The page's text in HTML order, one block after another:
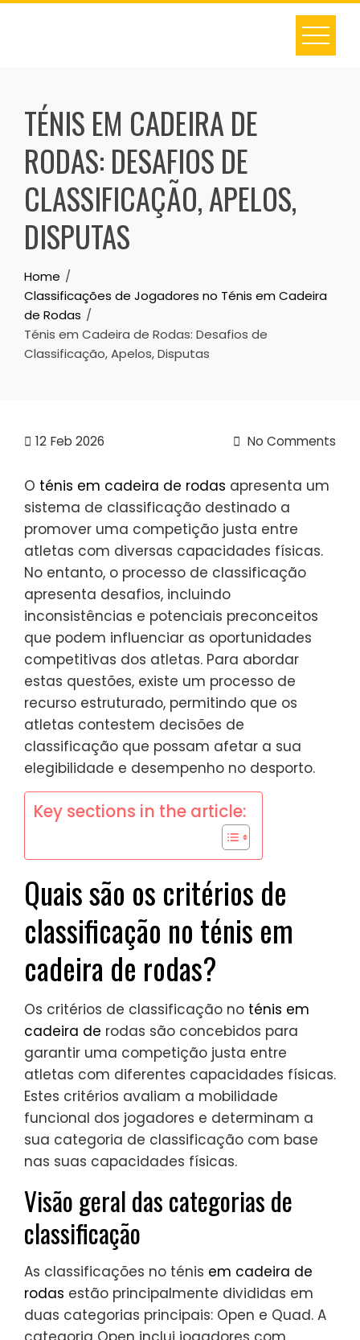
Skip
TÉNIS EM CADEIRA DE
RODAS: DESAFIOS DE
CLASSIFICAÇÃO, APELOS,
DISPUTAS
Home
Classificações de Jogadores no Ténis em Cadeira
de Rodas
Ténis em Cadeira de Rodas: Desafios de
Classificação, Apelos, Disputas
12 Feb 2026 No Comments
O ténis em cadeira de rodas apresenta um
sistema de classificação destinado a
promover uma competição justa entre
atletas com diversas capacidades físicas.
No entanto, o processo de classificação
apresenta desafios, incluindo
inconsistências e potenciais preconceitos
que podem influenciar as oportunidades
competitivas dos atletas. Para abordar
estas questões, existe um processo de
recurso estruturado, permitindo que os
atletas contestem decisões de
classificação que possam afetar a sua
elegibilidade e desempenho no desporto.
Key sections in the article:
Quais são os critérios de
classificação no ténis em
cadeira de rodas?
Os critérios de classificação no ténis em
cadeira de rodas são concebidos para
garantir uma competição justa entre
atletas com diferentes capacidades físicas.
Estes critérios avaliam a mobilidade
funcional dos jogadores e determinam a
sua categoria de classificação com base
nas suas capacidades físicas.
Visão geral das categorias de
classificação
As classificações no ténis em cadeira de
rodas estão principalmente divididas em
duas categorias principais: Open e Quad. A